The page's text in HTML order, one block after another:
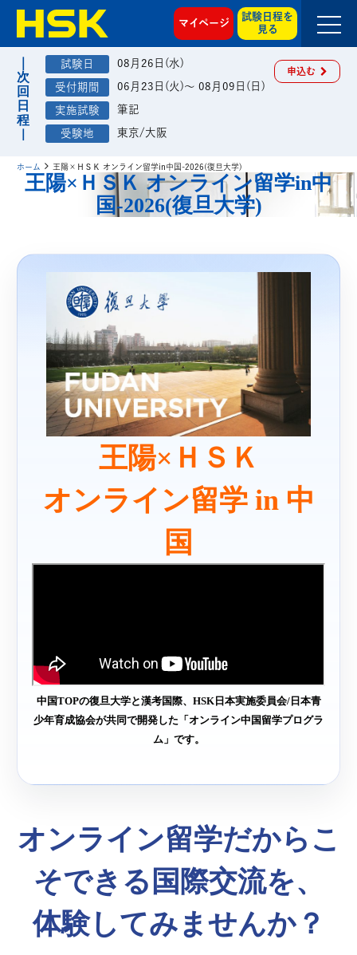
マイページ
試験日程を
見る
08月26日(水)
06月23日(火)～ 08月09日(日)
筆記
東京/大阪
申込む
ホーム 王陽×ＨＳＫ オンライン留学in中国-2026(復旦大学)
王陽×ＨＳＫ オンライン留学in中
国-2026(復旦大学)
王陽×ＨＳＫ
オンライン留学 in 中
国
中国TOPの復旦大学と漢考国際、 HSK日本実施委員会/日本青
少年育成協会が共同で開発した「オンライン中国留学プログラ
ム」です。
オンライン留学だからこ
そできる国際交流を、
体験してみませんか？